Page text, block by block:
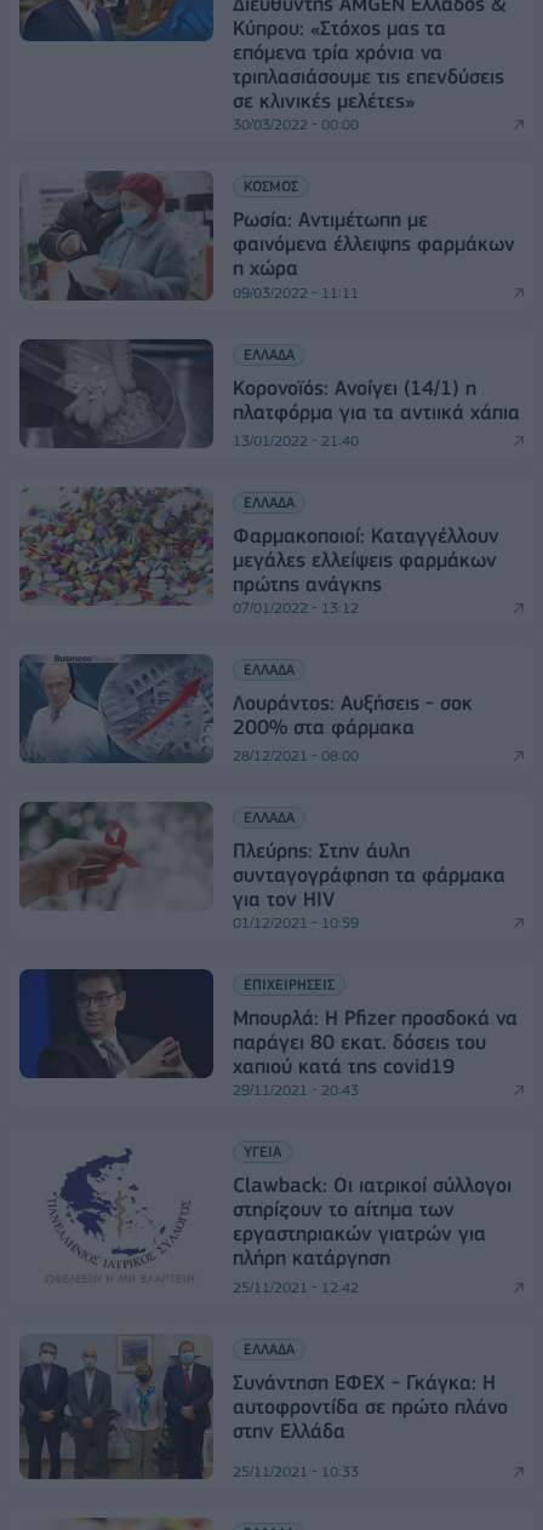
Κύπρου: «Στόχος μας τα
επόμενα τρία χρόνια να
τριπλασιάσουμε τις επενδύσεις
σε κλινικές μελέτες»
30/03/2022 - 00:00
ΚΟΣΜΟΣ
Ρωσία: Αντιμέτωπη με
φαινόμενα έλλειψης φαρμάκων
η χώρα
09/03/2022 - 11:11
ΕΛΛΑΔΑ
Κορονοϊός: Ανοίγει (14/1) η
πλατφόρμα για τα αντιικά χάπια
13/01/2022 - 21:40
ΕΛΛΑΔΑ
Φαρμακοποιοί: Καταγγέλλουν
μεγάλες ελλείψεις φαρμάκων
πρώτης ανάγκης
07/01/2022 - 13:12
ΕΛΛΑΔΑ
Λουράντος: Αυξήσεις - σοκ
200% στα φάρμακα
28/12/2021 - 08:00
ΕΛΛΑΔΑ
Πλεύρης: Στην άυλη
συνταγογράφηση τα φάρμακα
για τον HIV
01/12/2021 - 10:59
ΕΠΙΧΕΙΡΗΣΕΙΣ
Μπουρλά: Η Pfizer προσδοκά να
παράγει 80 εκατ. δόσεις του
χαπιού κατά της covid19
29/11/2021 - 20:43
ΥΓΕΙΑ
Clawback: Οι ιατρικοί σύλλογοι
στηρίζουν το αίτημα των
εργαστηριακών γιατρών για
πλήρη κατάργηση
25/11/2021 - 12:42
ΕΛΛΑΔΑ
Συνάντηση ΕΦΕΧ - Γκάγκα: Η
αυτοφροντίδα σε πρώτο πλάνο
στην Ελλάδα
25/11/2021 - 10:33